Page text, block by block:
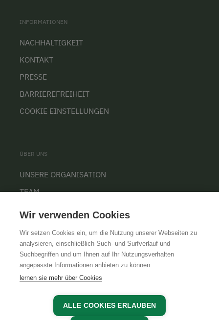
INFORMATIONEN
NACHHALTIGKEIT
KONTAKT
PRESSE
BARRIEREFREIHEIT
COOKIE EINSTELLUNGEN
ÜBER UNS
UNSERE ORGANISATION
TEAM
KARRIERE
AGBIMPRESSUMDATENSCHUTZ
Wir verwenden Cookies
Wir setzen Cookies ein, um die Nutzung unserer Webseiten zu
analysieren, einschließlich Such- und Surfverlauf und
Suchbegriffen und um Ihnen auf Ihr Nutzungsverhalten
angepasste Informationen anbieten zu können.
lernen sie mehr über Cookies
ALLE COOKIES ERLAUBEN